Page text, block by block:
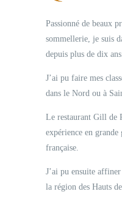
Passionné de beaux
sommellerie, je suis
depuis plus de dix
J’ai pu faire mes
dans le Nord ou à
Le restaurant Gill de
expérience en
française.
J’ai pu ensuite
la région des Hauts